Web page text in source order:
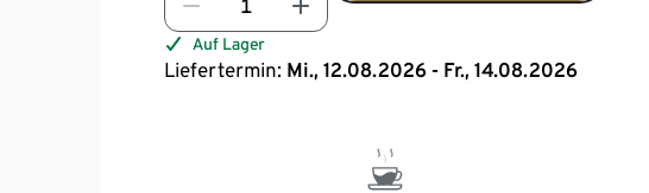
Auf Lager
Liefertermin: Mi., 12.08.2026 - Fr., 14.08.2026